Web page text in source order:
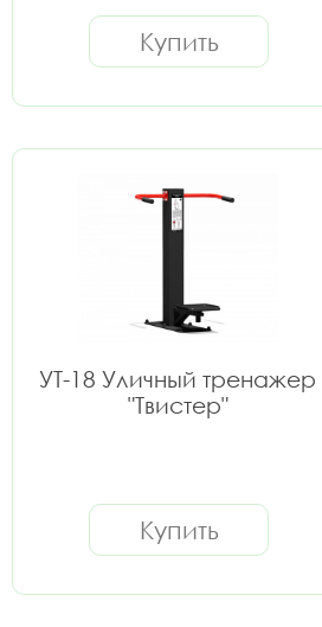
Купить
УТ-18 Уличный тренажер
"Твистер"
Купить